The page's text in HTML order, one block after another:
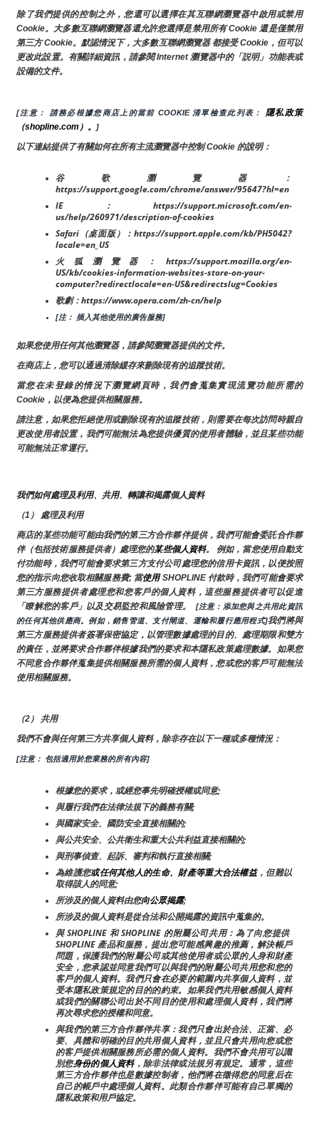
除了我們提供的控制之外，您還可以選擇在其互聯網瀏覽器中啟用或禁用
Cookie。大多數互聯網瀏覽器還允許您選擇是禁用所有 Cookie 還是僅禁用
第三方 Cookie。默認情況下，大多數互聯網瀏覽器 都接受 Cookie，但可以
更改此設置。有關詳細資訊，請參閱 Internet 瀏覽器中的「説明」功能表或
設備的文件。
[注意： 請務必根據您商店上的當前 COOKIE 清單檢查此列表： 隱私政策
（shopline.com）。
]
以下連結提供了有關如何在所有主流瀏覽器中控制 Cookie 的說明：
谷歌瀏覽器：
https://support.google.com/chrome/answer/95647?hl=en
IE：https://support.microsoft.com/en-
us/help/260971/description-of-cookies
Safari（桌面版）：https://support.apple.com/kb/PH5042?
locale=en_US
火狐瀏覽器：https://support.mozilla.org/en-
US/kb/cookies-information-websites-store-on-your-
computer?redirectlocale=en-US&redirectslug=Cookies
歌劇：https://www.opera.com/zh-cn/help
[注： 插入其他使用的廣告服務]
如果您使用任何其他瀏覽器，請參閱瀏覽器提供的文件。
在商店上，您可以通過清除緩存來刪除現有的追蹤技術。
當您在未登錄的情況下瀏覽網頁時，我們會蒐集實現流覽功能所需的
Cookie，以便為您提供相關服務。
請注意，如果您拒絕使用或刪除現有的追蹤技術，則需要在每次訪問時親自
更改使用者設置，我們可能無法為您提供優質的使用者體驗，並且某些功能
可能無法正常運行。
我們如何處理及利用、共用、轉讓和揭露個人資料
（1） 處理及利用
商店的某些功能可能由我們的第三方合作夥伴提供，我們可能會委託合作夥
伴（包括技術服務提供者）處理您的某些個人資料。 例如，當您使用自動支
付功能時，我們可能會要求第三方支付公司處理您的信用卡資訊，以便按照
您的指示向您收取相關服務費; 當使用 SHOPLINE 付款時，我們可能會要求
第三方服務提供者處理您和您客戶的個人資料，這些服務提供者可以促進
「瞭解您的客戶」以及交易監控和風險管理。
[注意：添加您與之共用此資訊
的任何其他供應商。例如，銷售管道、支付閘道、運輸和履行應用程式]我們將與
第三方服務提供者簽署保密協定，以管理數據處理的目的、處理期限和雙方
的責任，並將要求合作夥伴根據我們的要求和本隱私政策處理數據。如果您
不同意合作夥伴蒐集提供相關服務所需的個人資料，您或您的客戶可能無法
使用相關服務。
（2） 共用
我們不會與任何第三方共享個人資料，除非存在以下一種或多種情況：
[注意： 包括適用於您業務的所有內容]
根據您的要求，或經您事先明確授權或同意;
與履行我們在法律法規下的義務有關;
與國家安全、國防安全直接相關的;
與公共安全、公共衛生和重大公共利益直接相關的;
與刑事偵查、起訴、審判和執行直接相關;
為維護您或任何其他人的生命、財產等重大合法權益，但難以
取得該人的同意;
所涉及的個人資料由您向公眾揭露;
所涉及的個人資料是從合法和公開揭露的資訊中蒐集的。
與 SHOPLINE 和 SHOPLINE 的附屬公司共用：為了向您提供
SHOPLINE 產品和服務，提出您可能感興趣的推薦，解決帳戶
問題，保護我們的附屬公司或其他使用者或公眾的人身和財產
安全，您承認並同意我們可以與我們的附屬公司共用您和您的
客戶的個人資料。我們只會在必要的範圍內共享個人資料，並
受本隱私政策規定的目的的約束。如果我們共用敏感個人資料
或我們的關聯公司出於不同目的使用和處理個人資料，我們將
再次尋求您的授權和同意。
與我們的第三方合作夥伴共享：我們只會出於合法、正當、必
要、具體和明確的目的共用個人資料，並且只會共用向您或您
的客戶提供相關服務所必需的個人資料。我們不會共用可以識
別您身份的個人資料，除非法律或法規另有規定。通常，這些
第三方合作夥伴也是數據控制者，他們將在徵得您的同意后在
自己的帳戶中處理個人資料。此類合作夥伴可能有自己單獨的
隱私政策和用戶協定。